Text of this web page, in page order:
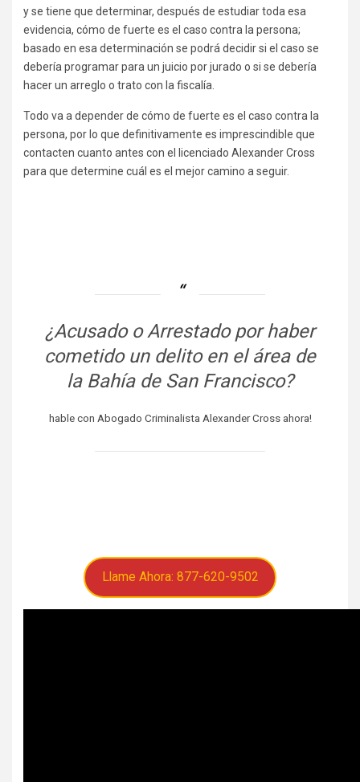
y se tiene que determinar, después de estudiar toda esa
evidencia, cómo de fuerte es el caso contra la persona;
basado en esa determinación se podrá decidir si el caso se
debería programar para un juicio por jurado o si se debería
hacer un arreglo o trato con la fiscalía.
Todo va a depender de cómo de fuerte es el caso contra la
persona, por lo que definitivamente es imprescindible que
contacten cuanto antes con el licenciado Alexander Cross
para que determine cuál es el mejor camino a seguir.
¿Acusado o Arrestado por haber
cometido un delito en el área de
la Bahía de San Francisco?
hable con Abogado Criminalista Alexander Cross ahora!
Llame Ahora: 877-620-9502